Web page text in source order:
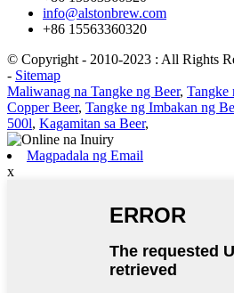
info@alstonbrew.com
+86 15563360320
© Copyright - 2010-2023 : All Rights
- Sitemap
Maliwanag na Tangke ng Beer, Tangke
Copper Beer, Tangke ng Imbakan ng
500l, Kagamitan sa Beer,
Magpadala ng Email
x